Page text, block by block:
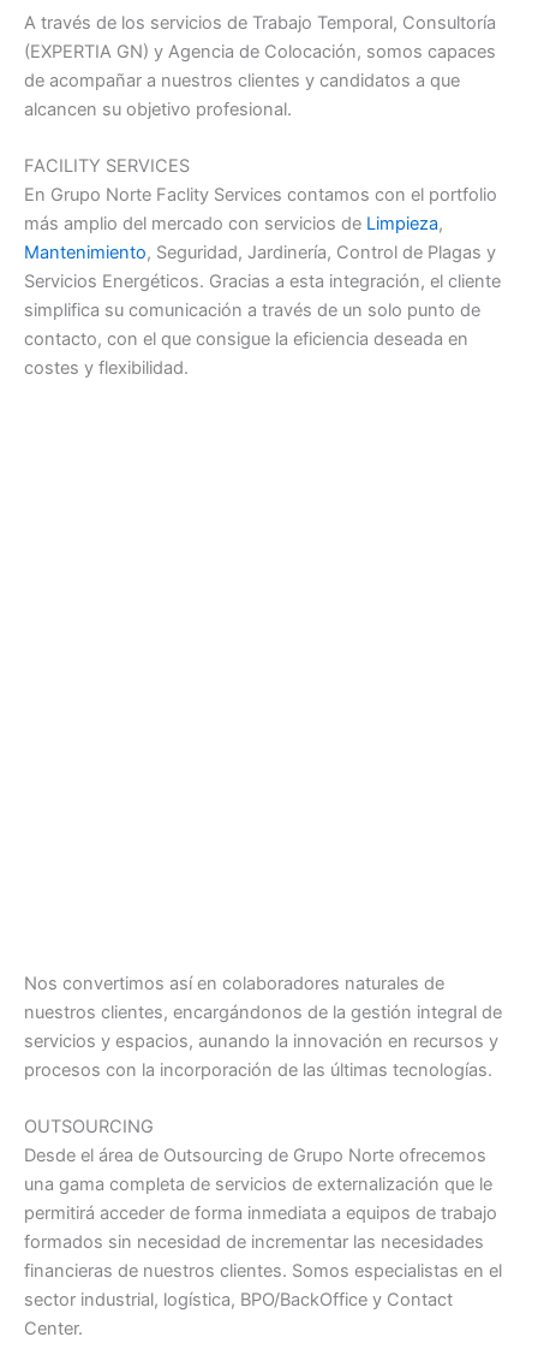
A través de los servicios de Trabajo Temporal, Consultoría
(EXPERTIA GN) y Agencia de Colocación, somos capaces
de acompañar a nuestros clientes y candidatos a que
alcancen su objetivo profesional.
FACILITY SERVICES
En Grupo Norte Faclity Services contamos con el portfolio
más amplio del mercado con servicios de Limpieza,
Mantenimiento, Seguridad, Jardinería, Control de Plagas y
Servicios Energéticos. Gracias a esta integración, el cliente
simplifica su comunicación a través de un solo punto de
contacto, con el que consigue la eficiencia deseada en
costes y flexibilidad.
Nos convertimos así en colaboradores naturales de
nuestros clientes, encargándonos de la gestión integral de
servicios y espacios, aunando la innovación en recursos y
procesos con la incorporación de las últimas tecnologías.
OUTSOURCING
Desde el área de Outsourcing de Grupo Norte ofrecemos
una gama completa de servicios de externalización que le
permitirá acceder de forma inmediata a equipos de trabajo
formados sin necesidad de incrementar las necesidades
financieras de nuestros clientes. Somos especialistas en el
sector industrial, logística, BPO/BackOffice y Contact
Center.